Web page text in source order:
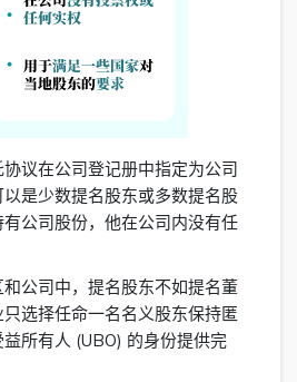
议在公司登记册中指定为公司
是少数提名股东或多数提名股
公司股份，他在公司内没有任
公司中，提名股东不如提名董
选择任命一名名义股东保持匿
所有人 (UBO) 的身份提供完